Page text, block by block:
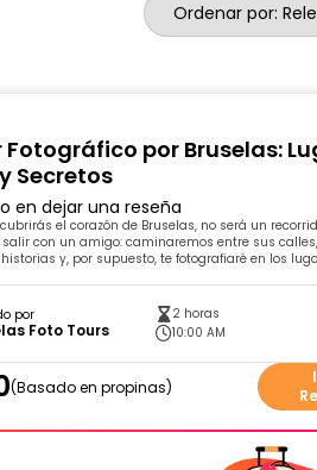
Ordenar por:
Fotográfico por Bruselas:
Secretos
en dejar una reseña
el corazón de Bruselas, no será un
con un amigo: caminaremos entre sus calles,
y, por supuesto, te fotografiaré en los
por
Foto Tours
2 horas
10:00 AM
Basado en propinas